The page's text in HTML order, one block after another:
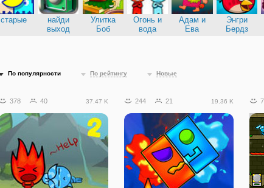
старые
найди
выход
Улитка
Боб
Огонь и
вода
Адам и
Ева
Энгри
Бердз
По популярности По рейтингу Новые
378 40 37.47 K 244 21 19.36 K